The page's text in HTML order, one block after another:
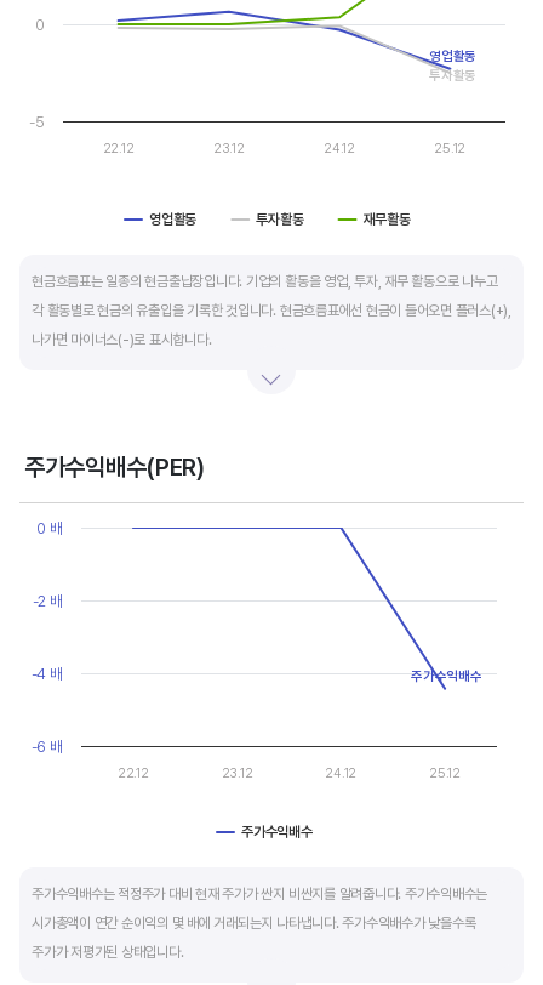
운전자본 회전일수는 매출채권 회전일수 + 재고자산 회전일수 - 매입채무 회전일수로
계산합니다. 매출채권 회전일수는 제품 판매 후 거래처로부터 현금으로 회수하는데 걸리는
영업활동 투자활동 재무활동
22.12 23.12 24.12 25.12
-5
0
영업활동
투자활동
현금흐름표는 일종의 현금출납장입니다. 기업의 활동을 영업, 투자, 재무 활동으로 나누고
각 활동별로 현금의 유출입을 기록한 것입니다. 현금흐름표에선 현금이 들어오면 플러스(+),
나가면 마이너스(-)로 표시합니다.
투자활동 현금흐름은 기업의 기계 및 공장증설이나 금융자산 거래에서 발생하는
재무활동 현금흐름은 증자, 차입, 배당을 통해 발생하는 현금유출입을 뜻합니다.
영업활동으로 충분한 현금을 벌고 있는 기업은 금융기관의 차입금을 갚고, 배당을 지급하는
현금흐름 플러스(+), 투자활동 현금흐름 마이너스(-), 재무활동 현금흐름이 마이너스(-)가
주가수익배수(PER)
Chart
Line chart with 4 data points.
The chart has 1 X axis displaying categories.
The chart has 1 Y axis displaying values. Data ranges from -
주가수익배수
22.12 23.12 24.12 25.12
-6 배
-4 배
-2 배
0 배
주가수익배수
주가수익배수는 적정주가 대비 현재 주가가 싼지 비싼지를 알려줍니다. 주가수익배수는
시가총액이 연간 순이익의 몇 배에 거래되는지 나타냅니다. 주가수익배수가 낮을수록
주가가 저평가된 상태입니다.